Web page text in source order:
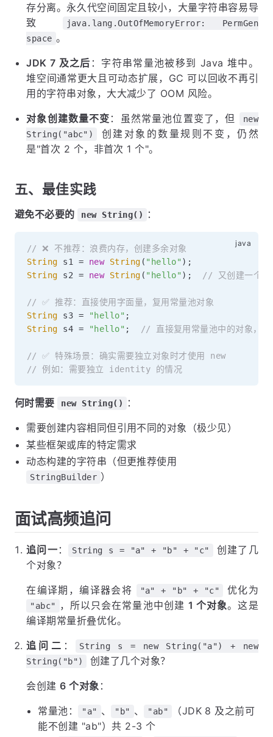
存分离。永久代空间固定且较小，大量字符串容易导
致
java.lang.OutOfMemoryError: PermGen
space 。
JDK 7 及之后 ：字符串常量池被移到 Java 堆中。
堆空间通常更大且可动态扩展，GC 可以回收不再引
用的字符串对象，大大减少了 OOM 风险。
对象创建数量不变 ：虽然常量池位置变了，但
new
String("abc")
创建对象的数量规则不变，仍然
是"首次 2 个，非首次 1 个"。
五、最佳实践
避免不必要的 new String() ：
// ❌ 不推荐：浪费内存，创建多余对象
String s1 = new String ( "hello" ) ;
String s2 = new String ( "hello" ) ; // 又创建一个堆
// ✅ 推荐：直接使用字面量，复用常量池对象
String s3 = "hello" ;
String s4 = "hello" ; // 直接复用常量池中的对象，0
// ✅ 特殊场景：确实需要独立对象时才使用 new
// 例如：需要独立 identity 的情况
何时需要 new String() ：
需要创建内容相同但引用不同的对象（极少见）
某些框架或库的特定需求
动态构建的字符串（但更推荐使用
StringBuilder ）
面试高频追问
追问一 ： String s = "a" + "b" + "c"
创建了几
个对象？
在编译期，编译器会将 "a" + "b" + "c" 优化为
"abc" ，所以只会在常量池中创建 1 个对象。这是
编译期常量折叠优化。
追问二 ：
String s = new String("a") + new
String("b")
创建了几个对象？
会创建6 个对象 ：
常量池： "a" 、 "b" 、 "ab"
（JDK 8 及之前可
能不创建 "ab"）共 2-3 个